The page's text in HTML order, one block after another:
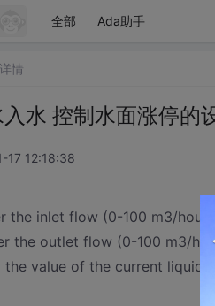
全部 Ada助手
情
水 控制水面涨停的
17 12:18:38
the inlet flow (0-100 m3/hour).
the outlet flow (0-100 m3/
the value of the current liquid